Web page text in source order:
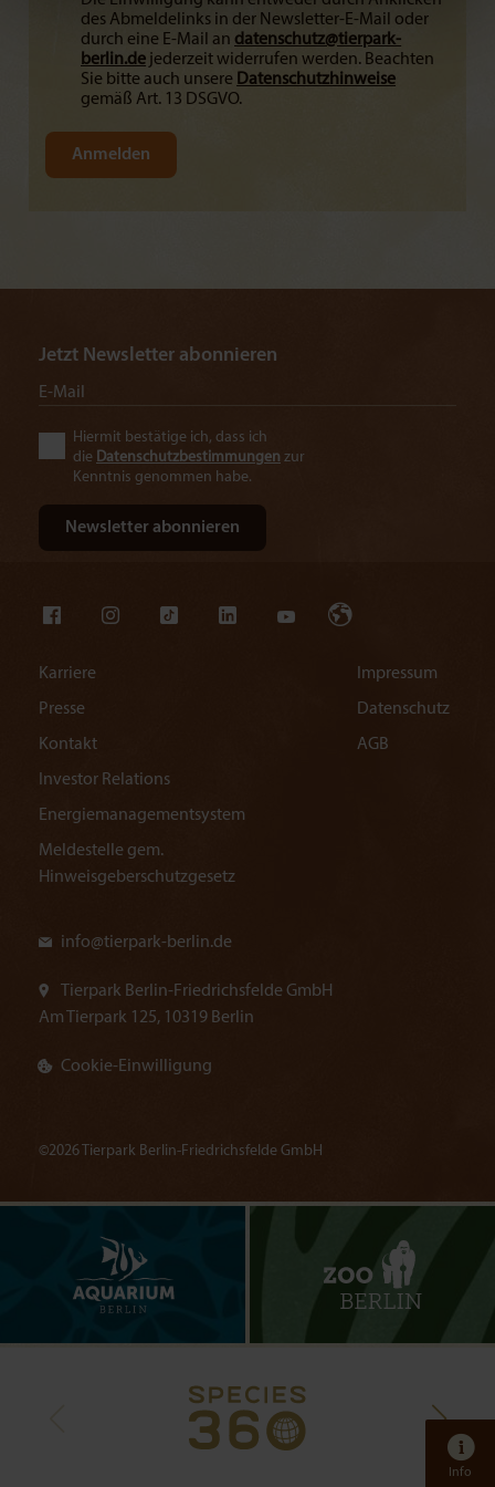
des Abmeldelinks in der Newsletter-E-Mail oder
durch eine E-Mail an datenschutz@tierpark-
berlin.de jederzeit widerrufen werden. Beachten
Sie bitte auch unsere Datenschutzhinweise
gemäß Art. 13 DSGVO.
Karriere
Presse
Kontakt
Investor Relations
Energiemanagementsystem
Meldestelle gem.
Hinweisgeberschutzgesetz
Impressum
Datenschutz
AGB
info@tierpark-berlin.de
Tierpark Berlin-Friedrichsfelde GmbH
Am Tierpark 125, 10319 Berlin
Cookie-Einwilligung
Jetzt Newsletter abonnieren
Hiermit bestätige ich, dass ich
die Datenschutzbestimmungen zur
Kenntnis genommen habe.
©2026 Tierpark Berlin-Friedrichsfelde GmbH
Info